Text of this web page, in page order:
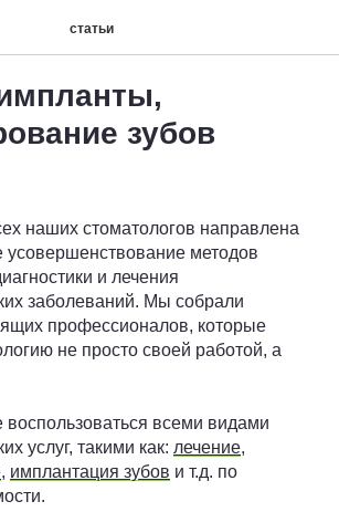
статьи
зубов
наших стоматологов направлена
методов
и лечения
заболеваний. Мы собрали
профессионалов, которые
не просто своей работой, а
всеми видами
услуг, такими как: лечение,
, имплантация зубов и т.д. по